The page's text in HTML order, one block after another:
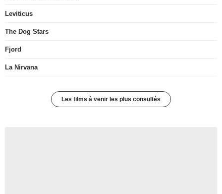
Leviticus
The Dog Stars
Fjord
La Nirvana
Les films à venir les plus consultés